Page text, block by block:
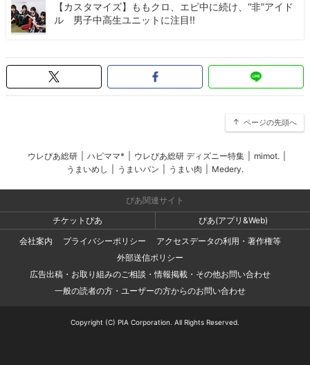
【カスタマイズ】ももクロ、エビ中に続け、“非”アイド
ル 男子中高生ユニットに注目!!
ページの先頭へ
ウレぴあ総研 ハピママ* ウレぴあ総研 ディズニー特集 mimot.
うまいめし
うまいパン うまい肉 Medery.
ぴあ関連サイト
チケットぴあ
ぴあ(アプリ&Web)
会社案内
プライバシーポリシー
アクセスデータの利用・著作権等
外部送信ポリシー
広告出稿・お取り組みのご相談・情報掲載・その他お問い合わせ
一般の読者の方・ユーザーの方からのお問い合わせ
Copyright (C) PIA Corporation. All Rights Reserved.